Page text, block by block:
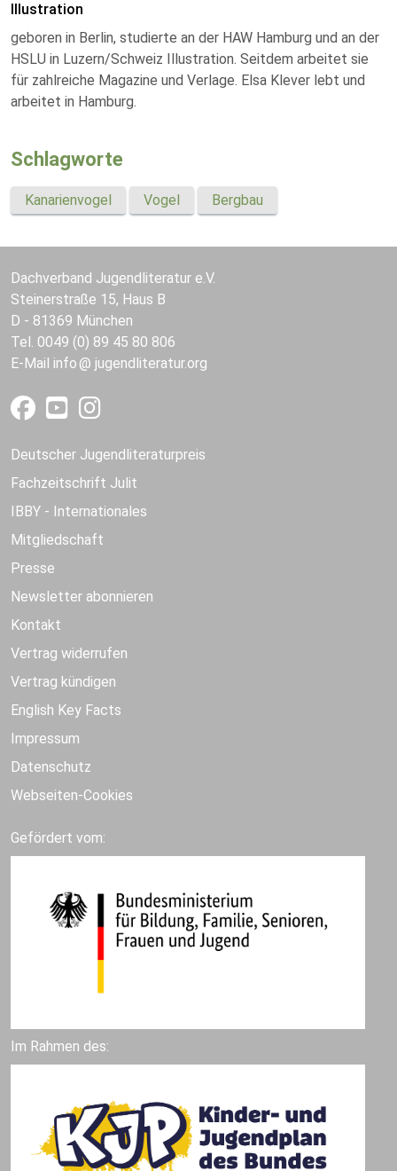
Illustration
geboren in Berlin, studierte an der HAW Hamburg und an der
HSLU in Luzern/Schweiz Illustration. Seitdem arbeitet sie
für zahlreiche Magazine und Verlage. Elsa Klever lebt und
arbeitet in Hamburg.
Schlagworte
Kanarienvogel Vogel Bergbau
Dachverband Jugendliteratur e.V.
Steinerstraße 15, Haus B
D - 81369 München
Tel. 0049 (0) 89 45 80 806
E-Mail info jugendliteratur.org
Deutscher Jugendliteraturpreis
Fachzeitschrift Julit
IBBY - Internationales
Mitgliedschaft
Presse
Newsletter abonnieren
Kontakt
Vertrag widerrufen
Vertrag kündigen
English Key Facts
Impressum
Datenschutz
Webseiten-Cookies
Gefördert vom:
Im Rahmen des: